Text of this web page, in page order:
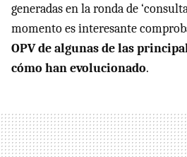
generadas en la ronda de
momento es interesante
OPV de algunas de las
cómo han evolucionado.